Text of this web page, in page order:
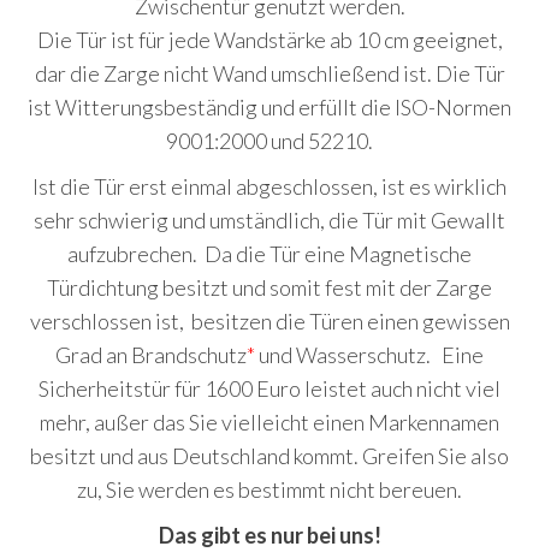
Zwischentür genutzt werden.
Die Tür ist für jede Wandstärke ab 10 cm geeignet,
dar die Zarge nicht Wand umschließend ist. Die Tür
ist Witterungsbeständig und erfüllt die ISO-Normen
9001:2000 und 52210.
Ist die Tür erst einmal abgeschlossen, ist es wirklich
sehr schwierig und umständlich, die Tür mit Gewallt
aufzubrechen. Da die Tür eine Magnetische
Türdichtung besitzt und somit fest mit der Zarge
verschlossen ist, besitzen die Türen einen gewissen
Grad an Brandschutz* und Wasserschutz. Eine
Sicherheitstür für 1600 Euro leistet auch nicht viel
mehr, außer das Sie vielleicht einen Markennamen
besitzt und aus Deutschland kommt. Greifen Sie also
zu, Sie werden es bestimmt nicht bereuen.
Das gibt es nur bei uns!